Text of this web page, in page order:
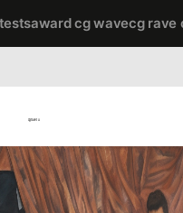
award cg wavecg rave
cgrave.ru